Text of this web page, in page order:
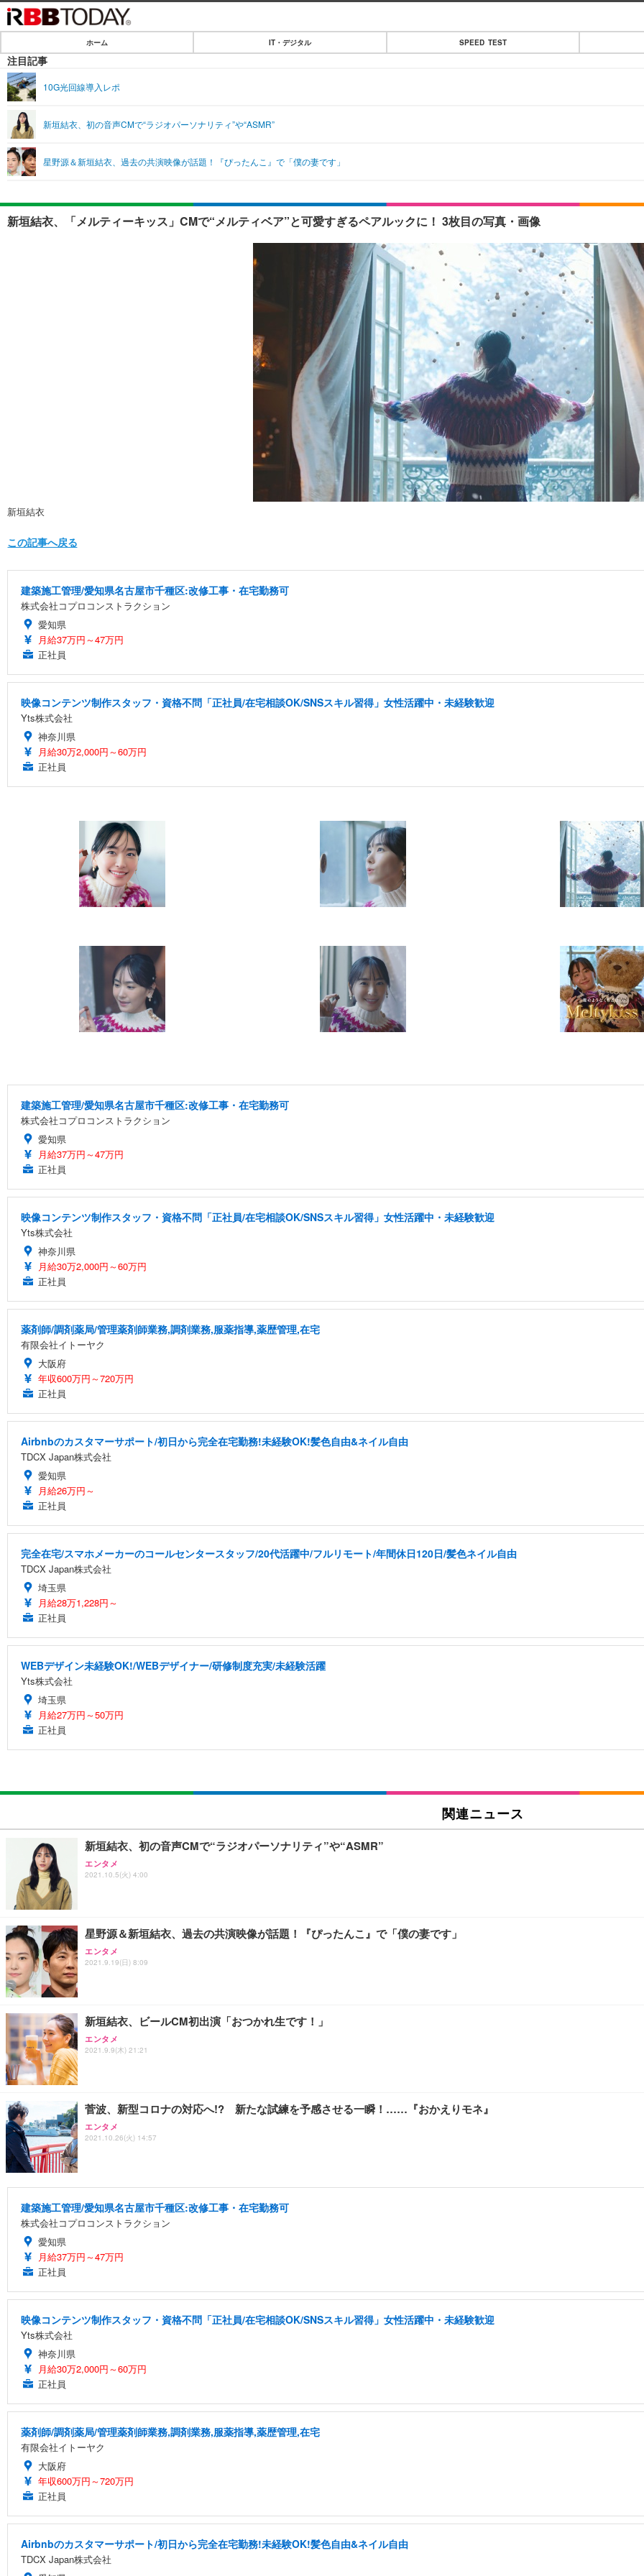
IT・デジタル
ショッピング
エンタメ
エンタメTOP
音楽
ライフ
ライフTOP
ペット
その他
リリース一覧
ホーム IT・デジタル SPEED TEST
注目記事
10G光回線導入レポ
新垣結衣、初の音声CMで“ラジオパーソナリティ”や“ASMR”
星野源＆新垣結衣、過去の共演映像が話題！『ぴったんこ』で「僕の妻です」
新垣結衣、「メルティーキッス」CMで“メルティベア”と可愛すぎるペアルックに！ 3枚目の写真・画像
新垣結衣
この記事へ戻る
建築施工管理/愛知県名古屋市千種区:改修工事・在宅勤務可
株式会社コプロコンストラクション
愛知県
月給37万円～47万円
正社員
映像コンテンツ制作スタッフ・資格不問「正社員/在宅相談OK/SNSスキル習得」女性活躍中・未経験歓迎
Yts株式会社
神奈川県
月給30万2,000円～60万円
正社員
建築施工管理/愛知県名古屋市千種区:改修工事・在宅勤務可
株式会社コプロコンストラクション
愛知県
月給37万円～47万円
正社員
映像コンテンツ制作スタッフ・資格不問「正社員/在宅相談OK/SNSスキル習得」女性活躍中・未経験歓迎
Yts株式会社
神奈川県
月給30万2,000円～60万円
正社員
薬剤師/調剤薬局/管理薬剤師業務,調剤業務,服薬指導,薬歴管理,在宅
有限会社イトーヤク
大阪府
年収600万円～720万円
正社員
Airbnbのカスタマーサポート/初日から完全在宅勤務!未経験OK!髪色自由&ネイル自由
TDCX Japan株式会社
愛知県
月給26万円～
正社員
完全在宅/スマホメーカーのコールセンタースタッフ/20代活躍中/フルリモート/年間休日120日/髪色ネイル自由
TDCX Japan株式会社
埼玉県
月給28万1,228円～
正社員
WEBデザイン未経験OK!/WEBデザイナー/研修制度充実/未経験活躍
Yts株式会社
埼玉県
月給27万円～50万円
正社員
関連ニュース
新垣結衣、初の音声CMで“ラジオパーソナリティ”や“ASMR”
エンタメ
2021.10.5(火) 4:00
星野源＆新垣結衣、過去の共演映像が話題！『ぴったんこ』で「僕の妻です」
エンタメ
2021.9.19(日) 8:09
新垣結衣、ビールCM初出演「おつかれ生です！」
エンタメ
2021.9.9(木) 21:21
菅波、新型コロナの対応へ!? 新たな試練を予感させる一瞬！……『おかえりモネ』
エンタメ
2021.10.26(火) 14:57
建築施工管理/愛知県名古屋市千種区:改修工事・在宅勤務可
株式会社コプロコンストラクション
愛知県
月給37万円～47万円
正社員
映像コンテンツ制作スタッフ・資格不問「正社員/在宅相談OK/SNSスキル習得」女性活躍中・未経験歓迎
Yts株式会社
神奈川県
月給30万2,000円～60万円
正社員
薬剤師/調剤薬局/管理薬剤師業務,調剤業務,服薬指導,薬歴管理,在宅
有限会社イトーヤク
大阪府
年収600万円～720万円
正社員
Airbnbのカスタマーサポート/初日から完全在宅勤務!未経験OK!髪色自由&ネイル自由
TDCX Japan株式会社